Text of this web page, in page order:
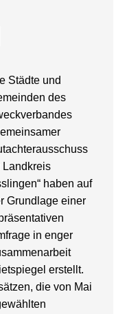
Städte und
des
Landkreis
haben auf
Grundlage einer
in enger
erstellt.
die von Mai